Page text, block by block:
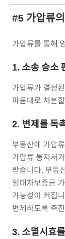
#5 가압류
가압류를 통해
1. 소송 승소
가압류가 결정
마음대로 처분
2. 변제를 독
부동산에 가압
가압류 통지서
받습니다. 부동
임대차보증금
가능성이 커집
변제하도록 촉
3. 소멸시효